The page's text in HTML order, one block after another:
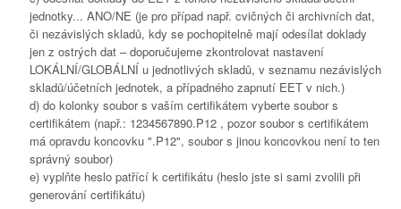
jednotky... ANO/NE (je pro případ např. cvičných či archivních dat,
či nezávislých skladů, kdy se pochopitelně mají odesílat doklady
jen z ostrých dat – doporučujeme zkontrolovat nastavení
LOKÁLNÍ/GLOBÁLNÍ u jednotlivých skladů, v seznamu nezávislých
skladů/účetních jednotek, a případného zapnutí EET v nich.)
d) do kolonky soubor s vaším certifikátem vyberte soubor s
certifikátem (např.: 1234567890.P12 , pozor soubor s certifikátem
má opravdu koncovku ".P12", soubor s jinou koncovkou není to ten
správný soubor)
e) vyplňte heslo patřící k certifikátu (heslo jste si sami zvolili při
generování certifikátu)